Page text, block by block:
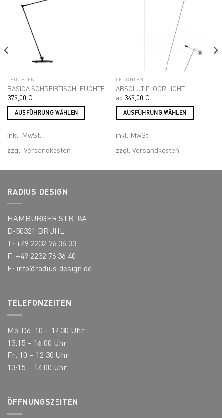
Produktseite
gewählt
werden
LEUCHTEN
BASICA SCHREIBTISCHLEUCHTE
379,00 €
AUSFÜHRUNG WÄHLEN
Produkt
mehrere
Die
Optionen
auf
der
Produktseite
werden
inkl. MwSt.
zzgl. Versandkosten
LEUCHTEN
ABSOLUT FLOOR LIGHT
ab 349,00 €
AUSFÜHRUNG WÄHLEN
Produkt
mehrere
inkl. MwSt.
zzgl. Versandkosten
RADIUS DESIGN
HAMBURGER STR. 8A
D-50321 BRÜHL
T: +49 2232 76 36 33
F: +49 2232 76 36 40
E: info@radius-design.de
TELEFONZEITEN
Mo-Do: 10 – 12:30 Uhr
13:15 – 16:00 Uhr
Fr: 10 – 12:30 Uhr
13:15 – 14:00 Uhr
ÖFFNUNGSZEITEN